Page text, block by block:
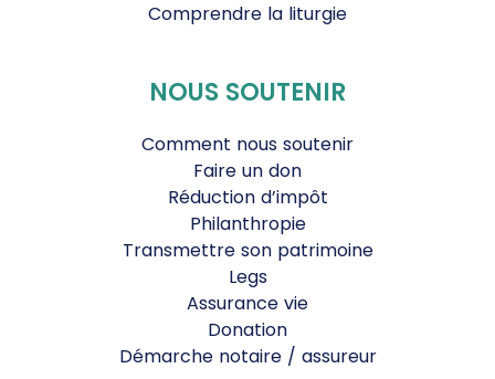
Comprendre la liturgie
NOUS SOUTENIR
Comment nous soutenir
Faire un don
Réduction d’impôt
Philanthropie
Transmettre son patrimoine
Legs
Assurance vie
Donation
Démarche notaire / assureur